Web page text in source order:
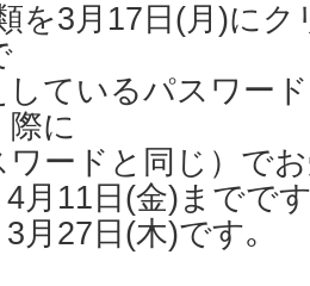
を3月17日(月)に
ているパスワー
際に
ードと同じ）で
月11日(金)までで
月27日(木)です｡